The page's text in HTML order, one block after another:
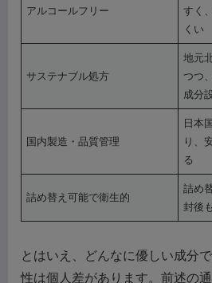
アルコールフリー
すく
くい
サステナブル処方
地元
つつ
成分
国内製造・品質管理
日本
り、
る
詰め替え可能で衛生的
詰め
封後
とはいえ、どんなに優しい成分
性は個人差があります。前述の通